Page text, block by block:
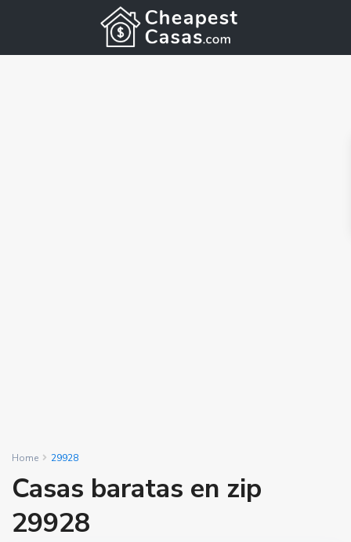
Home 29928
Casas baratas en zip
29928